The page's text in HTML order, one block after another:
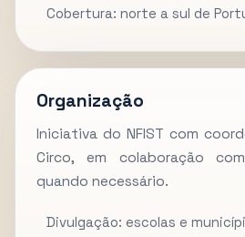
Cobertura: norte a sul de
Organização
Iniciativa do NFIST com
Circo, em colaboração
quando necessário.
Divulgação: escolas e